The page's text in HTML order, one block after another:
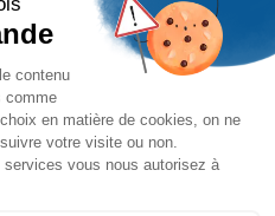
culinaire, un témoignage
pour une société plus
sur la boutique, vous
la pauvreté et les